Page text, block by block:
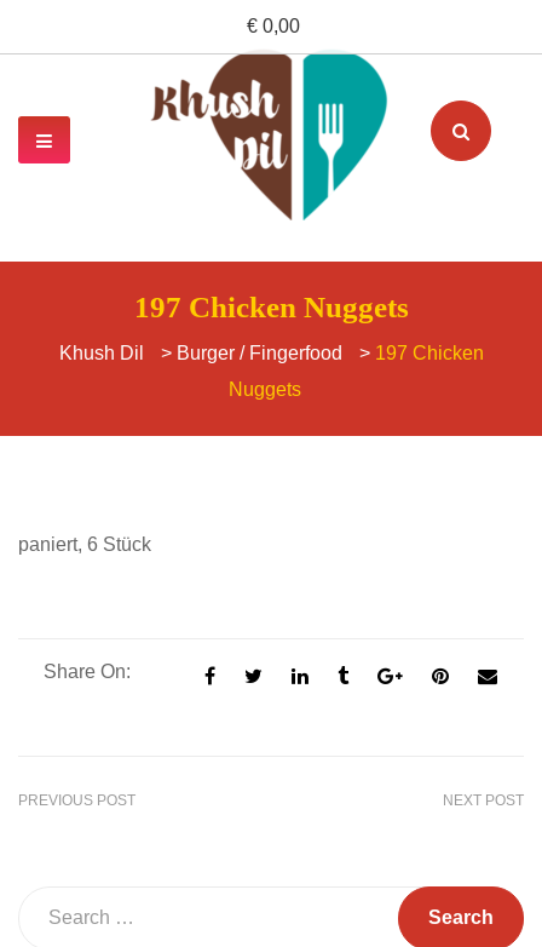
197 Chicken Nuggets
Khush Dil > Burger / Fingerfood > 197 Chicken
Nuggets
paniert, 6 Stück
Share On:
PREVIOUS POST NEXT POST
€ 0,00